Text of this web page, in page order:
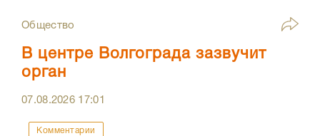
Общество
В центре Волгограда зазвучит
орган
07.08.2026 17:01
Комментарии